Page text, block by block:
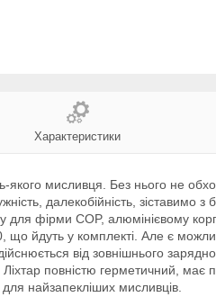
Характеристики
якого мисливця. Без нього не
далекобійність, зіставимо
для фірми COP, алюмінієвому
йдуть у комплекті. Але є
від зовнішнього
повністю герметичний, має
найзапекліших мисливців.